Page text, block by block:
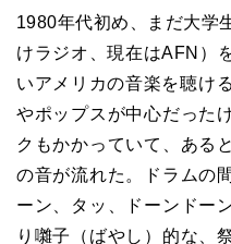
1980年代初め、まだ大学
けラジオ、現在はAFN）
いアメリカの音楽を聴け
やポップスが中心だった
クもかかっていて、ある
の音が流れた。ドラムの
ーン、タッ、ドーンドー
り囃子（ばやし）的な、